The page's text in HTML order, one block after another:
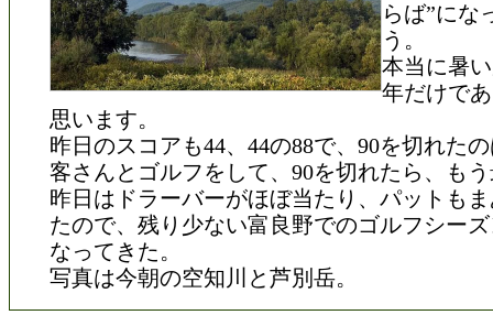
らば”にな
う。
本当に暑
年だけで
思います。
昨日のスコアも44、44の88で、90を切れた
客さんとゴルフをして、90を切れたら、も
昨日はドラーバーがほぼ当たり、パットも
たので、残り少ない富良野でのゴルフシー
なってきた。
写真は今朝の空知川と芦別岳。